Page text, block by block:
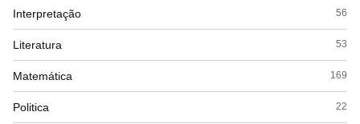
Interpretação 56
Literatura 53
Matemática 169
Politica 22